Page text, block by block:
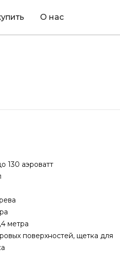
О нас
130 аэроватт
метра
поверхностей, щетка для